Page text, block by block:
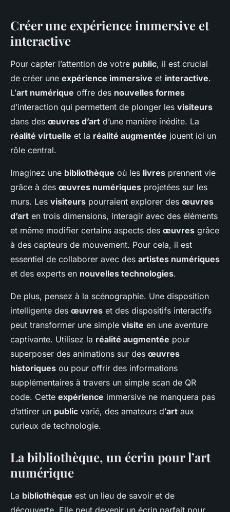
Créer une expérience immersive et
interactive
Pour capter l’attention de votre public, il est crucial
de créer une expérience immersive et interactive.
L’art numérique offre des nouvelles formes
d’interaction qui permettent de plonger les visiteurs
dans des œuvres d’art d’une manière inédite. La
réalité virtuelle et la réalité augmentée jouent ici un
rôle central.
Imaginez une bibliothèque où les livres prennent vie
grâce à des œuvres numériques projetées sur les
murs. Les visiteurs pourraient explorer des œuvres
d’art en trois dimensions, interagir avec des éléments
et même modifier certains aspects des œuvres grâce
à des capteurs de mouvement. Pour cela, il est
essentiel de collaborer avec des artistes numériques
et des experts en nouvelles technologies.
De plus, pensez à la scénographie. Une disposition
intelligente des œuvres et des dispositifs interactifs
peut transformer une simple visite en une aventure
captivante. Utilisez la réalité augmentée pour
superposer des animations sur des œuvres
historiques ou pour offrir des informations
supplémentaires à travers un simple scan de QR
code. Cette expérience immersive ne manquera pas
d’attirer un public varié, des amateurs d’art aux
curieux de technologie.
La bibliothèque, un écrin pour l’art
numérique
La bibliothèque est un lieu de savoir et de